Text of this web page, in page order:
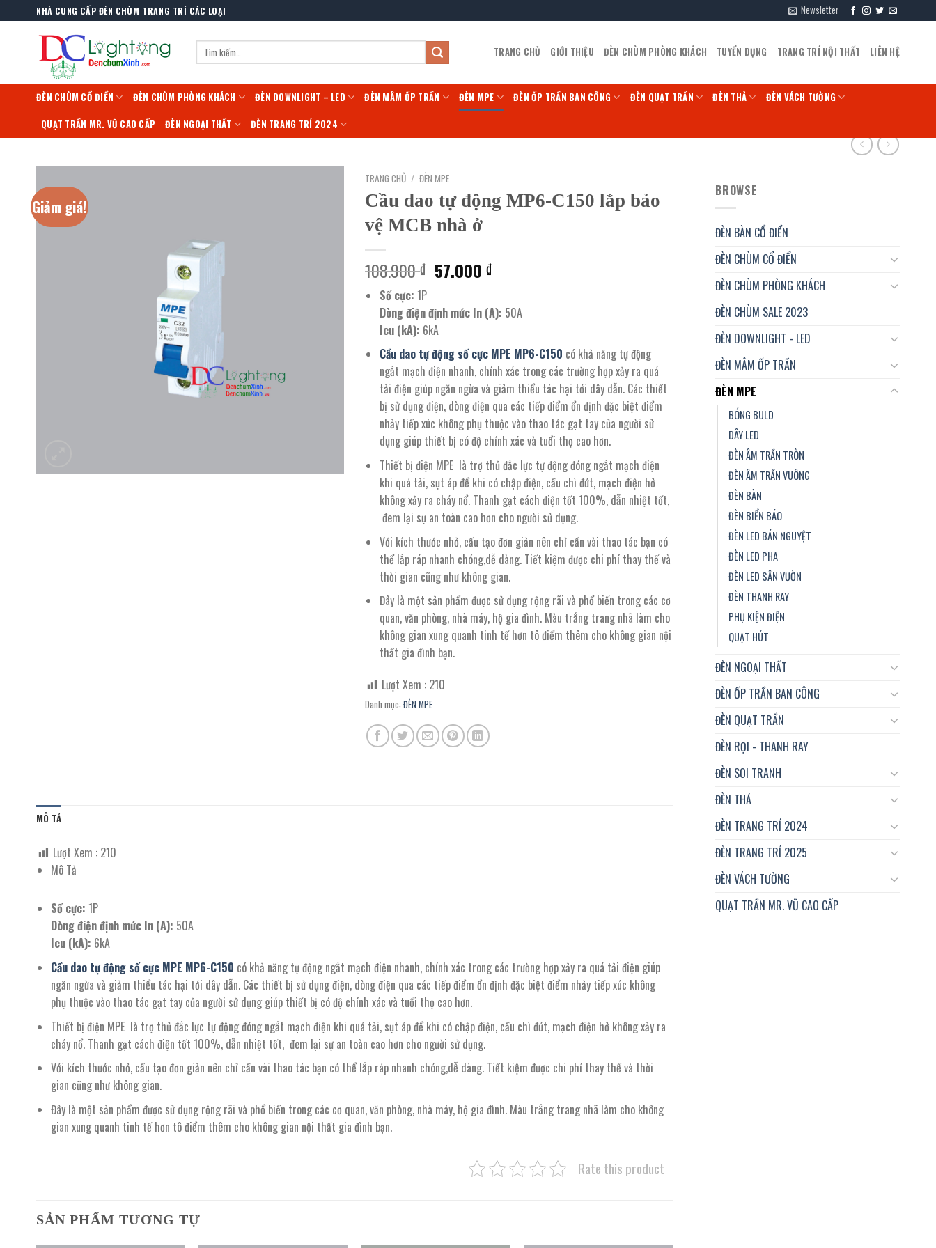
to
NHÀ CUNG CẤP ĐÈN CHÙM TRANG TRÍ CÁC LOẠI Newsletter
Tìm
kiếm:
TRANG CHỦ GIỚI THIỆU ĐÈN CHÙM PHÒNG KHÁCH TUYỂN DỤNG TRANG TRÍ NỘI THẤT LIÊN HỆ
ĐÈN CHÙM CỔ ĐIỂN ĐÈN CHÙM PHÒNG KHÁCH ĐÈN DOWNLIGHT – LED ĐÈN MÂM ỐP TRẦN ĐÈN MPE ĐÈN ỐP TRẦN BAN CÔNG ĐÈN QUẠT TRẦN ĐÈN THẢ ĐÈN VÁCH TƯỜNG
QUẠT TRẦN MR. VŨ CAO CẤP ĐÈN NGOẠI THẤT ĐÈN TRANG TRÍ 2024
BROWSE
ĐÈN BÀN CỔ ĐIỂN
ĐÈN CHÙM CỔ ĐIỂN
ĐÈN CHÙM PHÒNG KHÁCH
ĐÈN CHÙM SALE 2023
ĐÈN DOWNLIGHT - LED
ĐÈN MÂM ỐP TRẦN
ĐÈN MPE
BÓNG BULD
DÂY LED
ĐÈN ÂM TRẦN TRÒN
ĐÈN ÂM TRẦN VUÔNG
ĐÈN BÀN
ĐÈN BIỂN BÁO
ĐÈN LED BÁN NGUYỆT
ĐÈN LED PHA
ĐÈN LED SÂN VƯỜN
ĐÈN THANH RAY
PHỤ KIỆN ĐIỆN
QUẠT HÚT
ĐÈN NGOẠI THẤT
ĐÈN ỐP TRẦN BAN CÔNG
ĐÈN QUẠT TRẦN
ĐÈN RỌI - THANH RAY
ĐÈN SOI TRANH
ĐÈN THẢ
ĐÈN TRANG TRÍ 2024
ĐÈN TRANG TRÍ 2025
ĐÈN VÁCH TƯỜNG
QUẠT TRẦN MR. VŨ CAO CẤP
Giảm giá!
TRANG CHỦ / ĐÈN MPE
Cầu dao tự động MP6-C150 lắp bảo
vệ MCB nhà ở
108.900₫ Giá
gốc
là:
108.900 ₫.
57.000₫Giá
tại
là:
Số cực: 1P
Dòng điện định mức In (A): 50A
Icu (kA): 6kA
Cầu dao tự động số cực MPE MP6-C150 có khả năng tự động
ngắt mạch điện nhanh, chính xác trong các trường hợp xảy ra quá
tải điện giúp ngăn ngừa và giảm thiểu tác hại tới dây dẫn. Các thiết
bị sử dụng điện, dòng điện qua các tiếp điểm ổn định đặc biệt điểm
nhảy tiếp xúc không phụ thuộc vào thao tác gạt tay của người sử
dụng giúp thiết bị có độ chính xác và tuổi thọ cao hơn.
Thiết bị điện MPE là trợ thủ đắc lực tự động đóng ngắt mạch điện
khi quá tải, sụt áp để khi có chập điện, cầu chì đứt, mạch điện hở
không xảy ra cháy nổ. Thanh gạt cách điện tốt 100%, dẫn nhiệt tốt,
đem lại sự an toàn cao hơn cho người sử dụng.
Với kích thước nhỏ, cấu tạo đơn giản nên chỉ cần vài thao tác bạn có
thể lắp ráp nhanh chóng,dễ dàng. Tiết kiệm được chi phí thay thế và
thời gian cũng như không gian.
Đây là một sản phẩm được sử dụng rộng rãi và phổ biến trong các cơ
quan, văn phòng, nhà máy, hộ gia đình. Màu trắng trang nhã làm cho
không gian xung quanh tinh tế hơn tô điểm thêm cho không gian nội
thất gia đình bạn.
Lượt Xem : 210
Danh mục: ĐÈN MPE
MÔ TẢ
Lượt Xem : 210
Mô Tả
Số cực: 1P
Dòng điện định mức In (A): 50A
Icu (kA): 6kA
Cầu dao tự động số cực MPE MP6-C150 có khả năng tự động ngắt mạch điện nhanh, chính xác trong các trường hợp xảy ra quá tải điện giúp
ngăn ngừa và giảm thiểu tác hại tới dây dẫn. Các thiết bị sử dụng điện, dòng điện qua các tiếp điểm ổn định đặc biệt điểm nhảy tiếp xúc không
phụ thuộc vào thao tác gạt tay của người sử dụng giúp thiết bị có độ chính xác và tuổi thọ cao hơn.
Thiết bị điện MPE là trợ thủ đắc lực tự động đóng ngắt mạch điện khi quá tải, sụt áp để khi có chập điện, cầu chì đứt, mạch điện hở không xảy ra
cháy nổ. Thanh gạt cách điện tốt 100%, dẫn nhiệt tốt, đem lại sự an toàn cao hơn cho người sử dụng.
Với kích thước nhỏ, cấu tạo đơn giản nên chỉ cần vài thao tác bạn có thể lắp ráp nhanh chóng,dễ dàng. Tiết kiệm được chi phí thay thế và thời
gian cũng như không gian.
Đây là một sản phẩm được sử dụng rộng rãi và phổ biến trong các cơ quan, văn phòng, nhà máy, hộ gia đình. Màu trắng trang nhã làm cho không
gian xung quanh tinh tế hơn tô điểm thêm cho không gian nội thất gia đình bạn.
Rate this product
SẢN PHẨM TƯƠNG TỰ